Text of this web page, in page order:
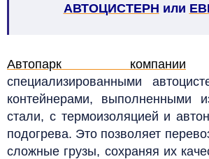
АВТОЦИСТЕРН или
Автопарк компании
специализированными
контейнерами, выполненными
стали, с термоизоляцией и
подогрева. Это позволяет
сложные грузы, сохраняя их